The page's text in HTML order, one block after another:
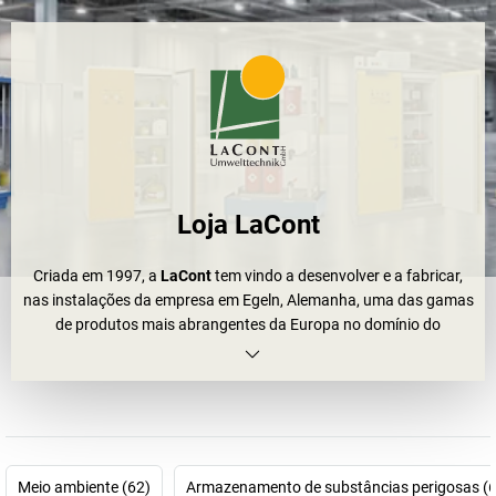
Loja LaCont
Criada em 1997, a LaConttem vindo a desenvolver e a fabricar,
nas instalações da empresa em Egeln, Alemanha, uma das gamas
de produtos mais abrangentes da Europa no domínio do
armazenamento de substâncias perigosas
gama incluicontentores e depósitos para substâncias perigosas
Meio ambiente (62) Armazenamento de substâncias perigosas